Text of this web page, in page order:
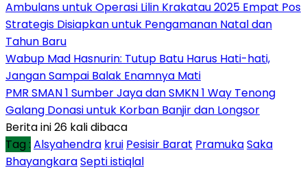
Ambulans untuk Operasi Lilin Krakatau 2025 Empat Pos
Strategis Disiapkan untuk Pengamanan Natal dan
Tahun Baru
Wabup Mad Hasnurin: Tutup Batu Harus Hati-hati,
Jangan Sampai Balak Enamnya Mati
PMR SMAN 1 Sumber Jaya dan SMKN 1 Way Tenong
Galang Donasi untuk Korban Banjir dan Longsor
Berita ini 26 kali dibaca
Tag : Alsyahendra krui Pesisir Barat PramukaSaka
BhayangkaraSepti istiqlal